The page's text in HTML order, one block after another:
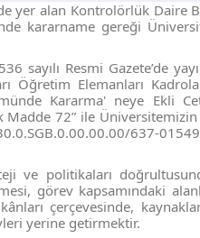
yer alan Kontrolörlük Daire
kararname gereği
Resmi Gazete’de
Öğretim Elemanları
Kararma' neye Ekli
Madde 72” ile
637-
ve politikaları
görev kapsamındaki
çerçevesinde,
yerine getirmektir.